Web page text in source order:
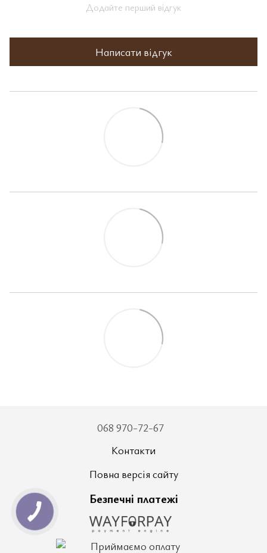
Додайте перший відгук
Написати відгук
068 970-72-67
Контакти
Повна версія сайту
Безпечні платежі